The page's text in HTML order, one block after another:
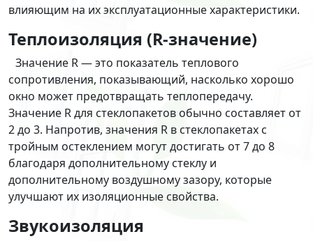
влияющим на их эксплуатационные характеристики.
Теплоизоляция (R-значение)
Значение R — это показатель теплового
сопротивления, показывающий, насколько хорошо
окно может предотвращать теплопередачу.
Значение R для стеклопакетов обычно составляет от
2 до 3. Напротив, значения R в стеклопакетах с
тройным остеклением могут достигать от 7 до 8
благодаря дополнительному стеклу и
дополнительному воздушному зазору, которые
улучшают их изоляционные свойства.
Звукоизоляция